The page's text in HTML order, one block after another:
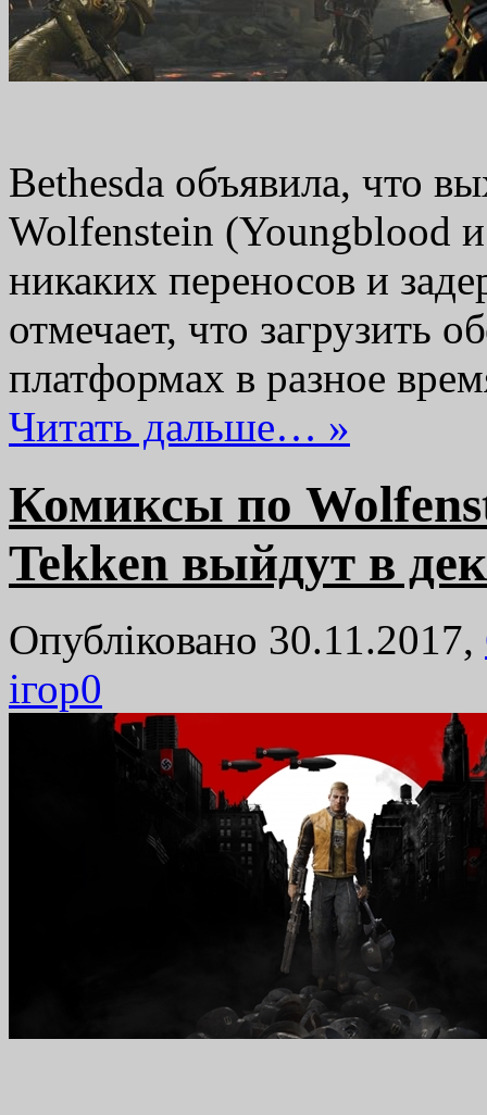
Bethesda объявила, что
Wolfenstein (Youngblood
никаких переносов и
отмечает, что загрузить
платформах в разное
Читать дальше… »
Комиксы по
Tekken выйдут в
Опубліковано 30.11.2017,
ігор0